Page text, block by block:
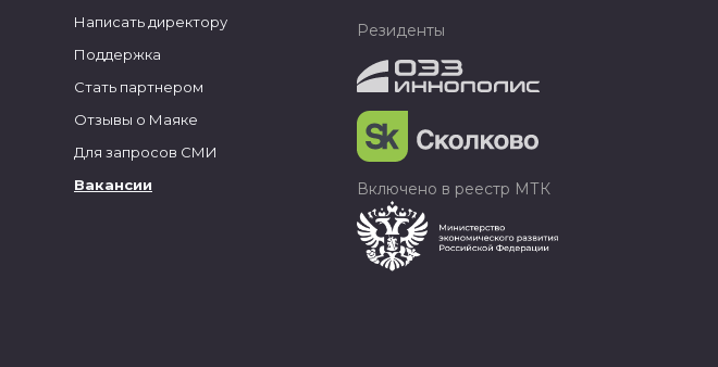
Написать директору
Поддержка
Стать партнером
Отзывы о Маяке
Для запросов СМИ
Вакансии
Резиденты
Включено в реестр МТК